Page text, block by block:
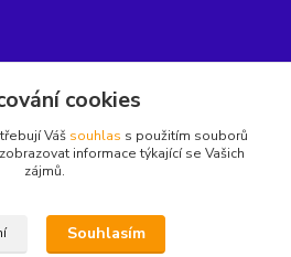
cookies
Váš souhlas s použitím souborů
informace týkající se Vašich
zájmů.
Souhlasím